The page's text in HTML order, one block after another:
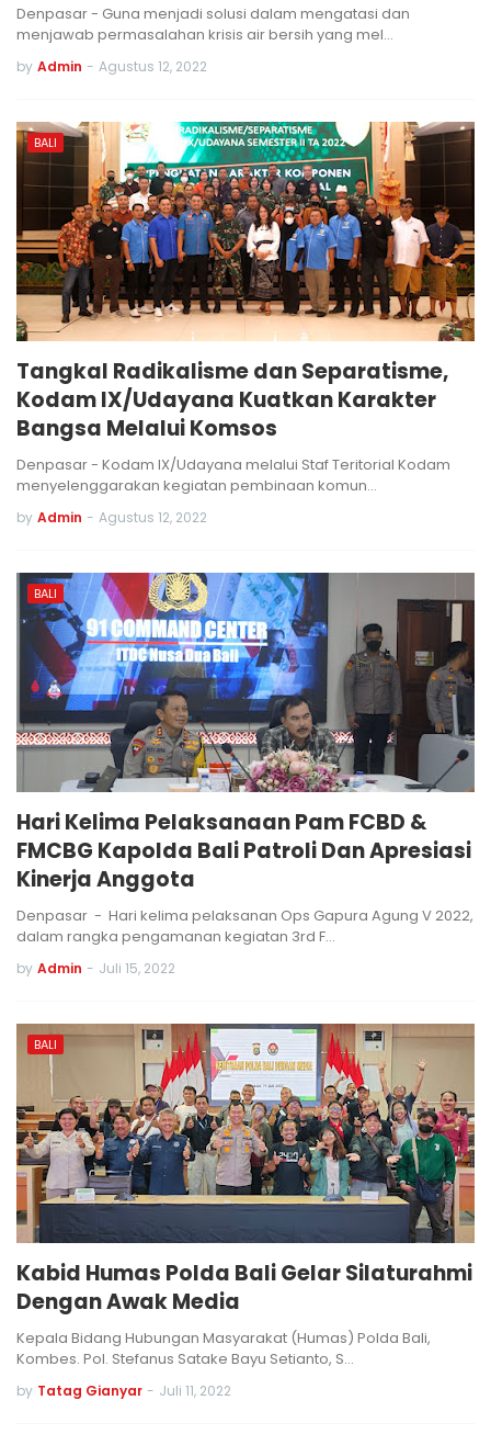
Denpasar - Guna menjadi solusi dalam mengatasi dan
menjawab permasalahan krisis air bersih yang mel…
by Admin - Agustus 12, 2022
BALI
Tangkal Radikalisme dan Separatisme,
Kodam IX/Udayana Kuatkan Karakter
Bangsa Melalui Komsos
Denpasar - Kodam IX/Udayana melalui Staf Teritorial Kodam
menyelenggarakan kegiatan pembinaan komun…
by Admin - Agustus 12, 2022
BALI
Hari Kelima Pelaksanaan Pam FCBD &
FMCBG Kapolda Bali Patroli Dan Apresiasi
Kinerja Anggota
Denpasar - Hari kelima pelaksanan Ops Gapura Agung V 2022,
dalam rangka pengamanan kegiatan 3rd F…
by Admin - Juli 15, 2022
BALI
Kabid Humas Polda Bali Gelar Silaturahmi
Dengan Awak Media
Kepala Bidang Hubungan Masyarakat (Humas) Polda Bali,
Kombes. Pol. Stefanus Satake Bayu Setianto, S…
by Tatag Gianyar - Juli 11, 2022